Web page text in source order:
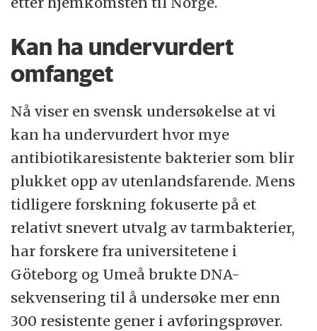
Kan ha undervurdert
omfanget
Nå viser en svensk undersøkelse at vi
kan ha undervurdert hvor mye
antibiotikaresistente bakterier som blir
plukket opp av utenlandsfarende. Mens
tidligere forskning fokuserte på et
relativt snevert utvalg av tarmbakterier,
har forskere fra universitetene i
Göteborg og Umeå brukte DNA-
sekvensering til å undersøke mer enn
300 resistente gener i avføringsprøver.